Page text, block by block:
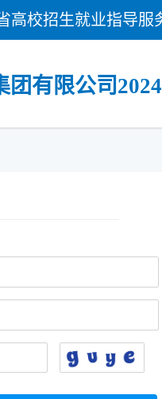
高校招生就业指导
团有限公司